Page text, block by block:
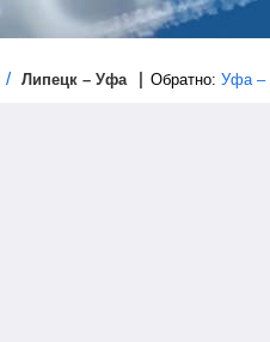
Липецк – Уфа Обратно: Уфа –